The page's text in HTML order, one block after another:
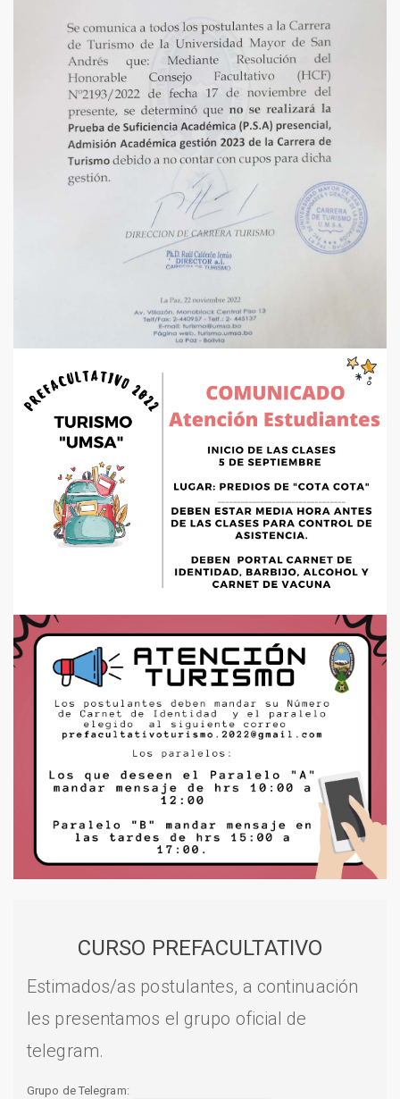
CURSO PREFACULTATIVO
Estimados/as postulantes, a continuación
les presentamos el grupo oficial de
telegram.
Grupo de Telegram: